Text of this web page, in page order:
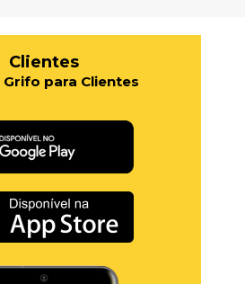
Clientes
Grifo para Clientes